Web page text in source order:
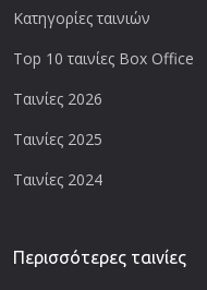
Κατηγορίες ταινιών
Top 10 ταινίες Box Office
Ταινίες 2026
Ταινίες 2025
Ταινίες 2024
Περισσότερες ταινίες